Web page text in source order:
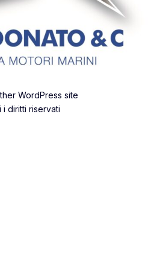
WordPress site
i diritti riservati